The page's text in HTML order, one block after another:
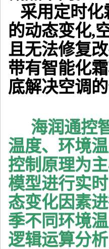
采用定时化
的动态变化,
且无法修复
带有智能化
底解决空调的
海润通控
温度、环境
控制原理为
模型进行实
态变化因素
季不同环境
逻辑运算分